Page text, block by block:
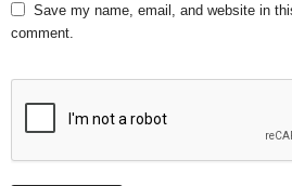
Save my name, email, and website in
comment.